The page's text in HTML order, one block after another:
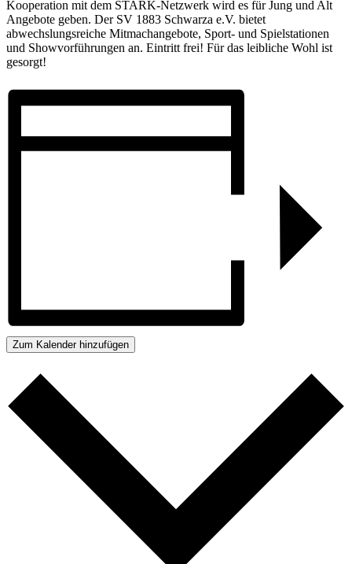
Kooperation mit dem STARK-Netzwerk wird es für Jung und Alt
Angebote geben. Der SV 1883 Schwarza e.V. bietet
abwechslungsreiche Mitmachangebote, Sport- und Spielstationen
und Showvorführungen an. Eintritt frei! Für das leibliche Wohl ist
gesorgt!
Zum Kalender hinzufügen